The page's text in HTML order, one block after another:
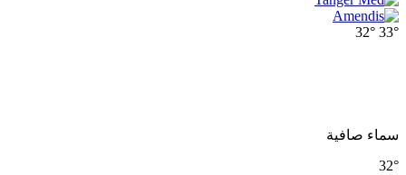
33°
32°
سماء صافية
32°